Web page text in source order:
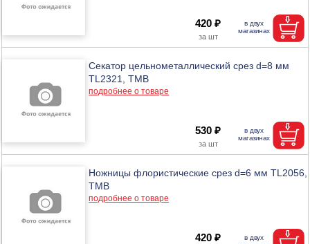
420 ₽
Секатор цельнометаллический срез d=8 мм
TL2321, ТМВ
подробнее о товаре
530 ₽
Ножницы флористические срез d=6 мм TL2056,
ТМВ
подробнее о товаре
420 ₽